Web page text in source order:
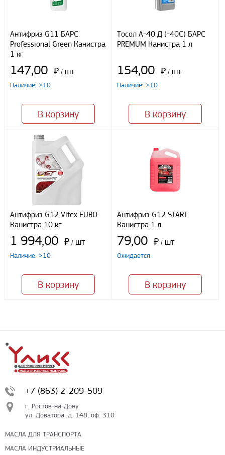
Южный федеральный округ
Наличными
При получении груза
Безналичный расчет
персональных данных, в соответствии с федеральным законом от
27.07.2006 N152 ФЗ «О персональных данных», на условиях
целей, определенныхПолитикой конфиденциальности
Отправить
Антифриз G11 БАРС
Professional Green Канистра
1 кг
147,00 ₽ / шт
Наличие: >10
В корзину
Тосол А-40 Д (-40С) БАРС
PREMUM Канистра 1 л
154,00 ₽ / шт
Наличие: >10
В корзину
Антифриз G12 Vitex EURO
Канистра 10 кг
1 994,00 ₽ / шт
Наличие: >10
В корзину
Антифриз G12 START
Канистра 1 л
79,00 ₽ / шт
Ожидается
В корзину
+7 (863) 2-209-509
г. Ростов-на-Дону
ул. Доватора, д. 148, оф. 310
МАСЛА ДЛЯ ТРАНСПОРТА
МАСЛА ИНДУСТРИАЛЬНЫЕ